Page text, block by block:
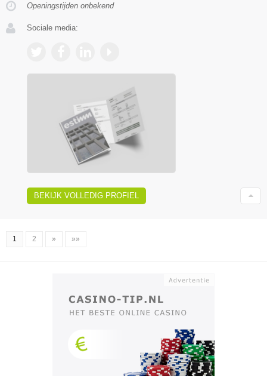
Openingstijden onbekend
Sociale media:
BEKIJK VOLLEDIG PROFIEL
1 2 » »»